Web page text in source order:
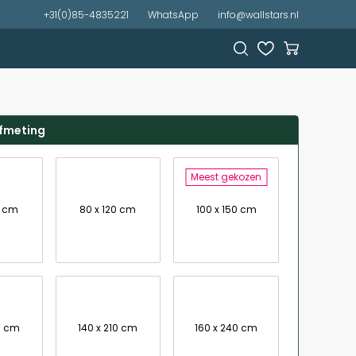
+31(0)85-4835221 WhatsApp info@wallstars.nl
cm 80 x 120 cm
Meest gekozen
100 x 150 cm
cm 140 x 210 cm 160 x 240 cm